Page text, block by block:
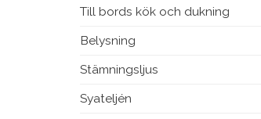
Till bords kök och dukning
Belysning
Stämningsljus
Syateljén